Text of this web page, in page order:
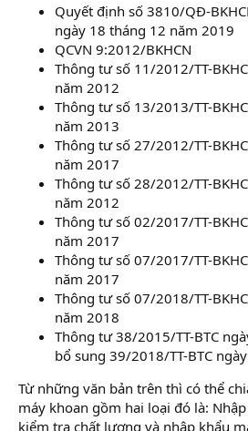
Quyết định số 3810/QĐ-
ngày 18 tháng 12 năm 2019
QCVN 9:2012/BKHCN
Thông tư số 11/2012/TT-
năm 2012
Thông tư số 13/2013/TT-
năm 2013
Thông tư số 27/2012/TT-
năm 2017
Thông tư số 28/2012/TT-
năm 2012
Thông tư số 02/2017/TT-
năm 2017
Thông tư số 07/2017/TT-
năm 2017
Thông tư số 07/2018/TT-
năm 2018
Thông tư 38/2015/TT-BTC
bổ sung 39/2018/TT-BTC
Từ những văn bản trên thì có thể
máy khoan gồm hai loại đó là:
kiểm tra chất lượng và nhập khẩu